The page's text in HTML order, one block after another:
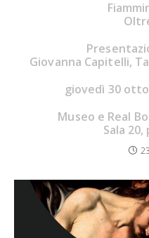
Giovanna Capitelli,
giovedì 30
Museo e Real
Sala